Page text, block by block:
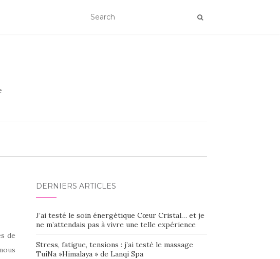
de
DERNIERS ARTICLES
J’ai testé le soin énergétique Cœur Cristal… et je
ne m’attendais pas à vivre une telle expérience
Stress, fatigue, tensions : j’ai testé le massage
TuiNa »Himalaya » de Lanqi Spa